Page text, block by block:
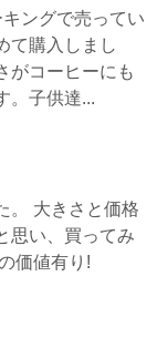
ングで売ってい
て購入しまし
がコーヒーにも
。子供達...
。 大きさと価格
思い、買ってみ
価値有り!